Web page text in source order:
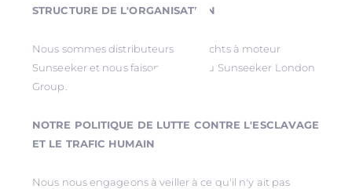
STRUCTURE DE L'ORGANISATION
Nous sommes distributeurs des Yachts à moteur
Sunseeker et nous faisons partie du Sunseeker London
Group.
NOTRE POLITIQUE DE LUTTE CONTRE L'ESCLAVAGE
ET LE TRAFIC HUMAIN
Nous nous engageons à veiller à ce qu'il n'y ait pas